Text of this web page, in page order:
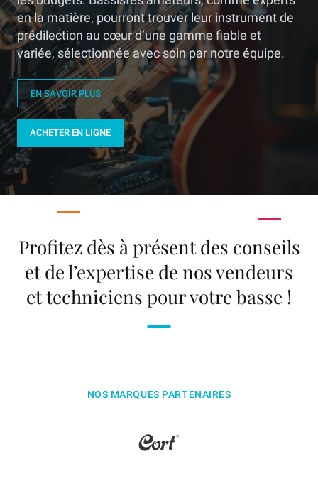
en la matière, pourront trouver leur instrument de
prédilection au cœur d’une gamme fiable et
variée, sélectionnée avec soin par notre équipe.
EN SAVOIR PLUS
ACHETER EN LIGNE
Profitez dès à présent des conseils
et de l’expertise de nos vendeurs
et techniciens pour votre basse !
NOS MARQUES PARTENAIRES